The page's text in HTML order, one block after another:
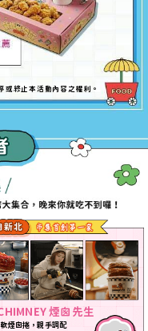
或終止本活動內容之權利。
煙囪先生
煙囪捲，親手調配